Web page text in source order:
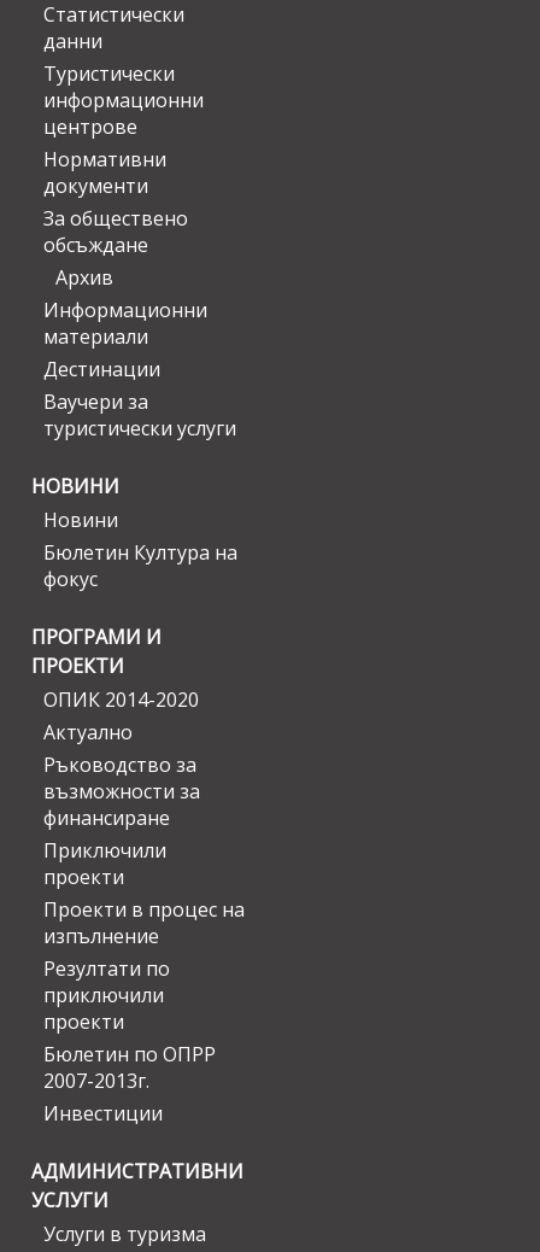
Статистически
данни
Туристически
информационни
центрове
Нормативни
документи
За обществено
обсъждане
Архив
Информационни
материали
Дестинации
Ваучери за
туристически услуги
НОВИНИ
Новини
Бюлетин Култура на
фокус
ПРОГРАМИ И
ПРОЕКТИ
ОПИК 2014-2020
Актуално
Ръководство за
възможности за
финансиране
Приключили
проекти
Проекти в процес на
изпълнение
Резултати по
приключили
проекти
Бюлетин по ОПРР
2007-2013г.
Инвестиции
АДМИНИСТРАТИВНИ
УСЛУГИ
Услуги в туризма